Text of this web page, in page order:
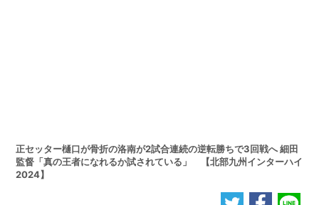
正セッター樋口が骨折の洛南が2試合連続の逆転勝ちで3回戦へ 細田
監督「真の王者になれるか試されている」 【北部九州インターハイ
2024】